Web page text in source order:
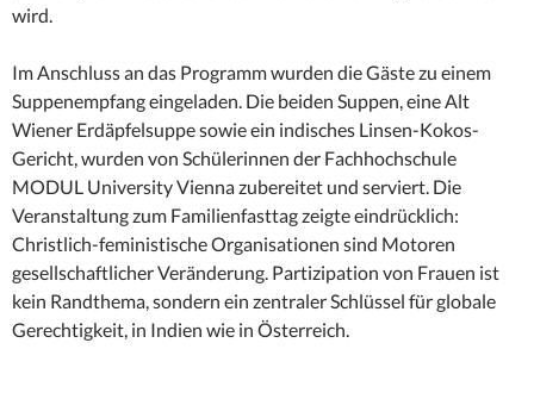
wird.
Im Anschluss an das Programm wurden die Gäste zu einem
Suppenempfang eingeladen. Die beiden Suppen, eine Alt
Wiener Erdäpfelsuppe sowie ein indisches Linsen-Kokos-
Gericht, wurden von Schülerinnen der Fachhochschule
MODUL University Vienna zubereitet und serviert. Die
Veranstaltung zum Familienfasttag zeigte eindrücklich:
Christlich-feministische Organisationen sind Motoren
gesellschaftlicher Veränderung. Partizipation von Frauen ist
kein Randthema, sondern ein zentraler Schlüssel für globale
Gerechtigkeit, in Indien wie in Österreich.